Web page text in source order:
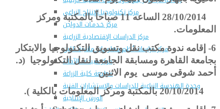
مركز تكنولوجيا الإنتاج الزراعي
مركز خـدمـات الدواجن
مركز الدراسات الإقتصادية الزراعية
مركز دراسات نُظم معلومات ماشية اللبن
مركز مبيدات الآفات
مطبعة كلية الزراعة
وحدة الهندسة الزراعية للدراسات والإستشارات الفنية
الورش الإنتاجية
28/10/2014 الساعه 11 صباحاً بالمكتبة ومركز
المعلومات.
6- إ
قامه ندوة مكتب نقل وتسويق التكنولوجيا والابتكار
بجامعة القاهرة ومسابقة الجامعة لنقل التكنولوجيا (د.
أحمد شوقى موسى يوم الاثنين